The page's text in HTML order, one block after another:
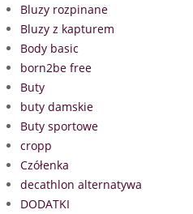
Bluzy rozpinane
Bluzy z kapturem
Body basic
born2be free
Buty
buty damskie
Buty sportowe
cropp
Czółenka
decathlon alternatywa
DODATKI